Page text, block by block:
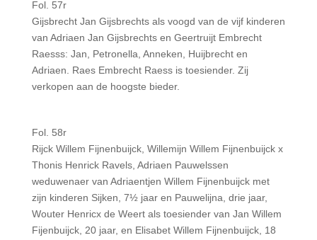
Fol. 57r
Gijsbrecht Jan Gijsbrechts als voogd van de vijf kinderen
van Adriaen Jan Gijsbrechts en Geertruijt Embrecht
Raesss: Jan, Petronella, Anneken, Huijbrecht en
Adriaen. Raes Embrecht Raess is toesiender. Zij
verkopen aan de hoogste bieder.
Fol. 58r
Rijck Willem Fijnenbuijck, Willemijn Willem Fijnenbuijck x
Thonis Henrick Ravels, Adriaen Pauwelssen
weduwenaer van Adriaentjen Willem Fijnenbuijck met
zijn kinderen Sijken, 7½ jaar en Pauwelijna, drie jaar,
Wouter Henricx de Weert als toesiender van Jan Willem
Fijenbuijck, 20 jaar, en Elisabet Willem Fijnenbuijck, 18